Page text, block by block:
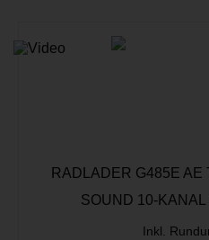
RADLADER G485E AE
SOUND 10-
Inkl.